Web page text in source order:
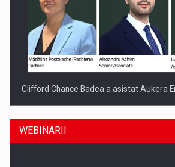
Clifford Chance Badea a asistat Aukera
WEBINARII